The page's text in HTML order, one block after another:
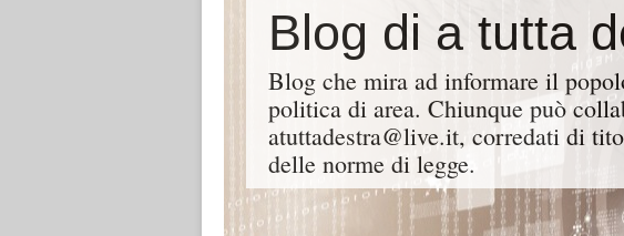
Blog di a tutta
Blog che mira ad informare il
politica di area. Chiunque può
atuttadestra@live.it, corredati di
delle norme di legge.